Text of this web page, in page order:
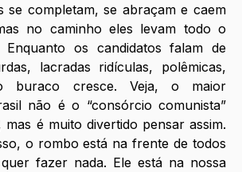
se completam, se abraçam e caem
no caminho eles levam todo o
os candidatos falam de
lacradas ridículas, polêmicas,
o buraco cresce. Veja, o maior
não é o “consórcio comunista”
mas é muito divertido pensar assim.
o rombo está na frente de todos
fazer nada. Ele está na nossa